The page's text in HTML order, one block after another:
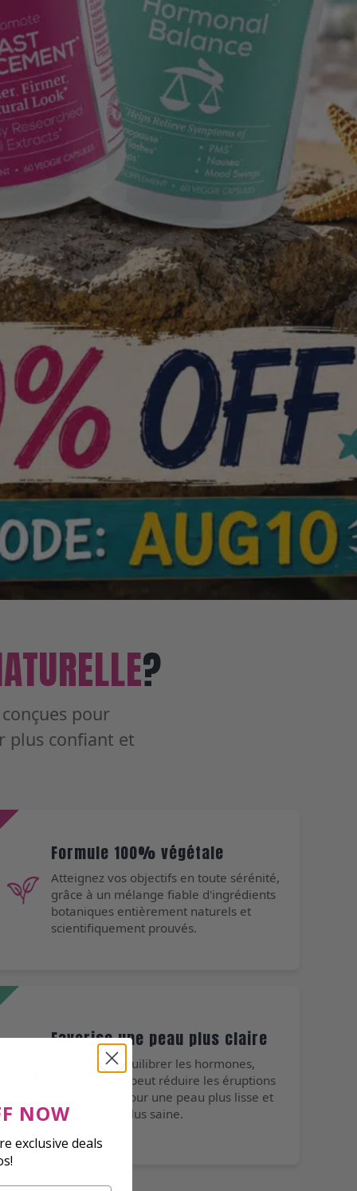
?
pour
plus confiant et
Formule 100% végétale
Atteignez vos objectifs en toute sérénité,
grâce à un mélange fiable d'ingrédients
botaniques entièrement naturels et
scientifiquement prouvés.
Favorise une peau plus claire
En aidant à équilibrer les hormones,
cette formule peut réduire les éruptions
hormonales pour une peau plus lisse et
d'apparence plus saine.
NOW
exclusive deals